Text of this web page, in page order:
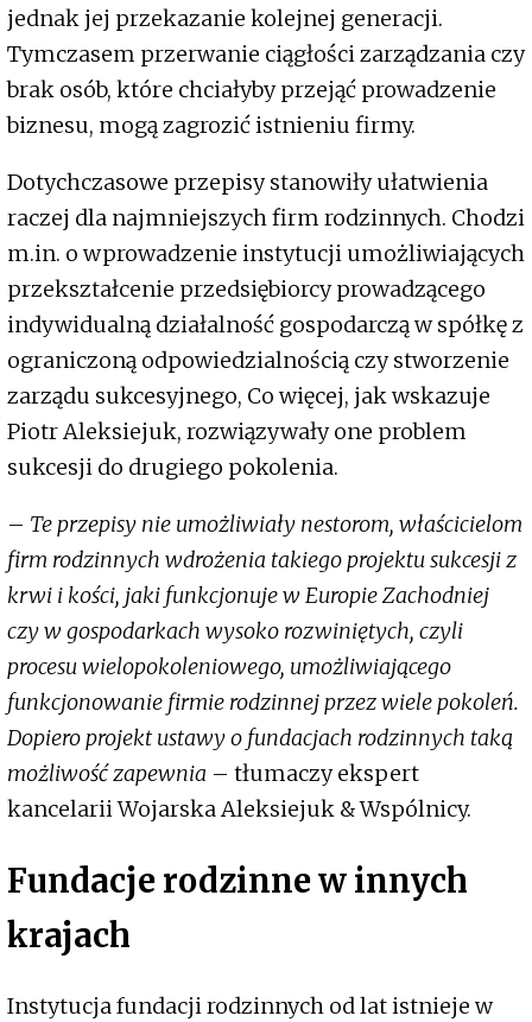
jednak jej przekazanie kolejnej generacji.
Tymczasem przerwanie ciągłości zarządzania czy
brak osób, które chciałyby przejąć prowadzenie
biznesu, mogą zagrozić istnieniu firmy.
Dotychczasowe przepisy stanowiły ułatwienia
raczej dla najmniejszych firm rodzinnych. Chodzi
m.in. o wprowadzenie instytucji umożliwiających
przekształcenie przedsiębiorcy prowadzącego
indywidualną działalność gospodarczą w spółkę z
ograniczoną odpowiedzialnością czy stworzenie
zarządu sukcesyjnego, Co więcej, jak wskazuje
Piotr Aleksiejuk, rozwiązywały one problem
sukcesji do drugiego pokolenia.
– Te przepisy nie umożliwiały nestorom, właścicielom
firm rodzinnych wdrożenia takiego projektu sukcesji z
krwi i kości, jaki funkcjonuje w Europie Zachodniej
czy w gospodarkach wysoko rozwiniętych, czyli
procesu wielopokoleniowego, umożliwiającego
funkcjonowanie firmie rodzinnej przez wiele pokoleń.
Dopiero projekt ustawy o fundacjach rodzinnych taką
możliwość zapewnia – tłumaczy ekspert
kancelarii Wojarska Aleksiejuk & Wspólnicy.
Fundacje rodzinne w innych
krajach
Instytucja fundacji rodzinnych od lat istnieje w